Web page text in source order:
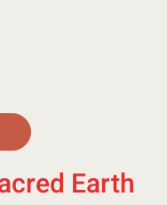
Earth